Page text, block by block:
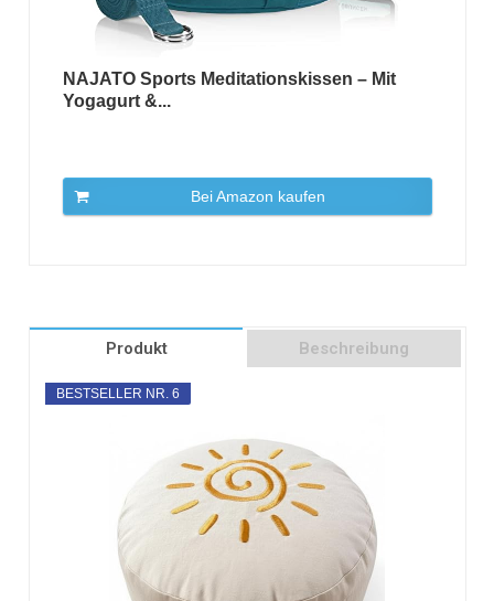
NAJATO Sports Meditationskissen – Mit
Yogagurt &...
Bei Amazon kaufen
Produkt Beschreibung
BESTSELLER NR. 6